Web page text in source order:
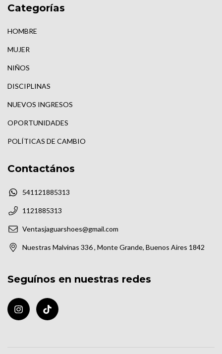
Categorías
HOMBRE
MUJER
NIÑOS
DISCIPLINAS
NUEVOS INGRESOS
OPORTUNIDADES
POLÍTICAS DE CAMBIO
Contactános
541121885313
1121885313
Ventasjaguarshoes@gmail.com
Nuestras Malvinas 336 , Monte Grande, Buenos Aires 1842
Seguínos en nuestras redes